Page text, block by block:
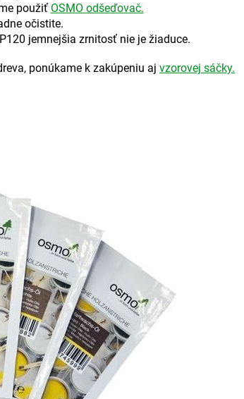
použiť OSMO odšeďovač.
očistite.
jemnejšia zrnitosť nie je žiaduce.
ponúkame k zakúpeniu aj vzorovej sáčky.